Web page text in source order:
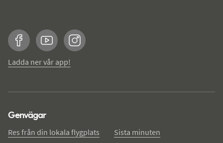
FacebookYouTubeInstagram
Ladda ner vår app!
Genvägar
Res från din lokala flygplats
Sista minuten